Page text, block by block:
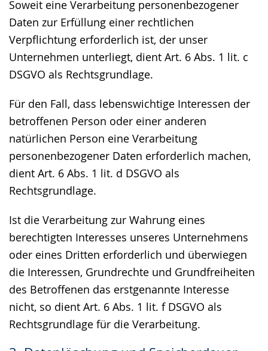
Soweit eine Verarbeitung personenbezogener
Daten zur Erfüllung einer rechtlichen
Verpflichtung erforderlich ist, der unser
Unternehmen unterliegt, dient Art. 6 Abs. 1 lit. c
DSGVO als Rechtsgrundlage.
Für den Fall, dass lebenswichtige Interessen der
betroffenen Person oder einer anderen
natürlichen Person eine Verarbeitung
personenbezogener Daten erforderlich machen,
dient Art. 6 Abs. 1 lit. d DSGVO als
Rechtsgrundlage.
Ist die Verarbeitung zur Wahrung eines
berechtigten Interesses unseres Unternehmens
oder eines Dritten erforderlich und überwiegen
die Interessen, Grundrechte und Grundfreiheiten
des Betroffenen das erstgenannte Interesse
nicht, so dient Art. 6 Abs. 1 lit. f DSGVO als
Rechtsgrundlage für die Verarbeitung.